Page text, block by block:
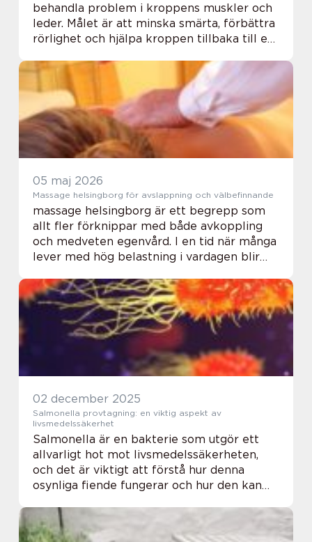
behandla problem i kroppens muskler och
leder. Målet är att minska smärta, förbättra
rörlighet och hjälpa kroppen tillbaka till ett
05 maj 2026
Massage helsingborg för avslappning och välbefinnande
massage helsingborg är ett begrepp som
allt fler förknippar med både avkoppling
och medveten egenvård. I en tid när många
lever med hög belastning i vardagen blir
återhämtning och mental paus allt
tydligare. En geno...
02 december 2025
Salmonella provtagning: en viktig aspekt av
livsmedelssäkerhet
Salmonella är en bakterie som utgör ett
allvarligt hot mot livsmedelssäkerheten,
och det är viktigt att förstå hur denna
osynliga fiende fungerar och hur den kan
kritisk ...